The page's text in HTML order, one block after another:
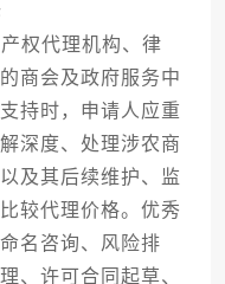
权代理机构、律
商会及政府服务中
持时，申请人应重
深度、处理涉农商
及其后续维护、监
较代理价格。优秀
名咨询、风险排
、许可合同起草、